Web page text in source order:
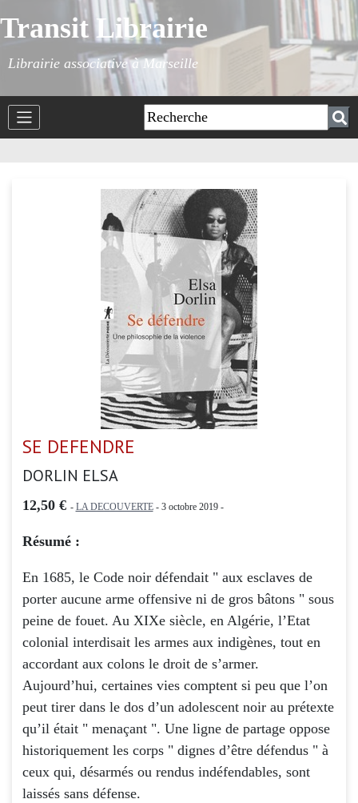
Transit Librairie
Librairie associative à Marseille
SE DEFENDRE
DORLIN ELSA
12,50 € - LA DECOUVERTE- 3 octobre 2019 -
Résumé :
En 1685, le Code noir défendait " aux esclaves de
porter aucune arme offensive ni de gros bâtons " sous
peine de fouet. Au XIXe siècle, en Algérie, l’Etat
colonial interdisait les armes aux indigènes, tout en
accordant aux colons le droit de s’armer.
Aujourd’hui, certaines vies comptent si peu que l’on
peut tirer dans le dos d’un adolescent noir au prétexte
qu’il était " menaçant ". Une ligne de partage oppose
historiquement les corps " dignes d’être défendus " à
ceux qui, désarmés ou rendus indéfendables, sont
laissés sans défense.